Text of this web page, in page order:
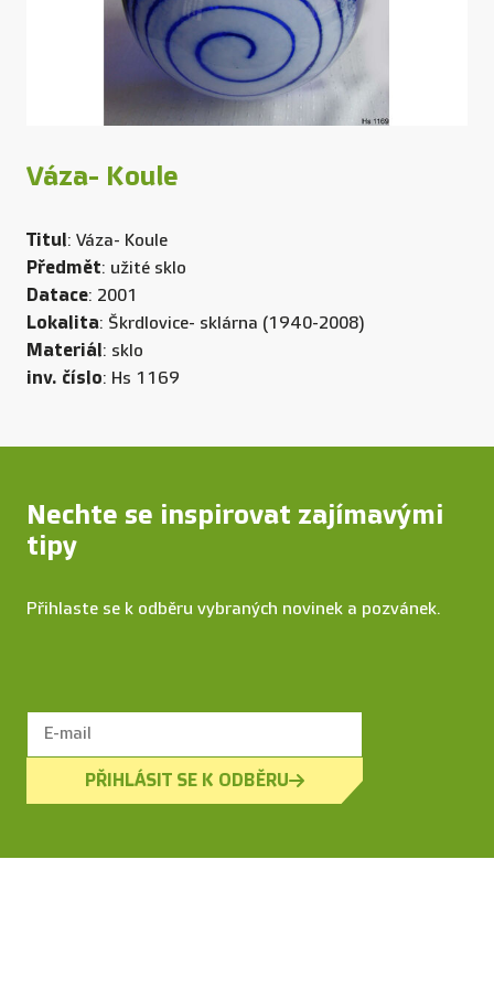
Váza- Koule
Titul: Váza- Koule
Předmět: užité sklo
Datace: 2001
Lokalita: Škrdlovice- sklárna (1940-2008)
Materiál: sklo
inv. číslo: Hs 1169
Nechte se inspirovat zajímavými
tipy
Přihlaste se k odběru vybraných novinek a pozvánek.
PŘIHLÁSIT SE K ODBĚRU